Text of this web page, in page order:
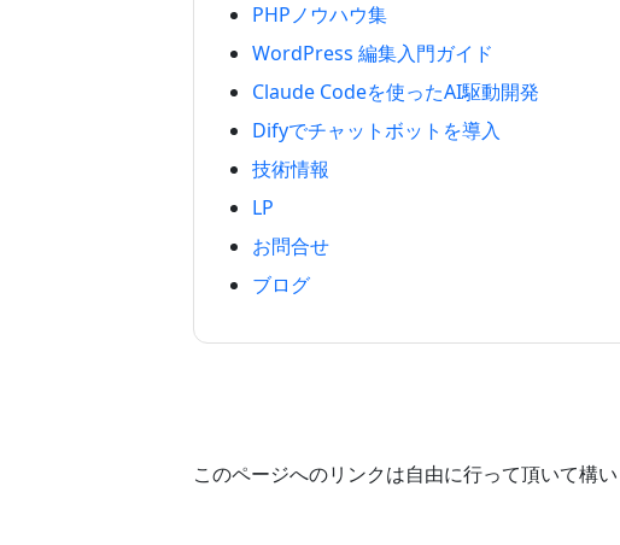
PHPノウハウ集
WordPress 編集入門ガイド
Claude Codeを使ったAI駆動開発
Difyでチャットボットを導入
技術情報
LP
お問合せ
ブログ
このページへのリンクは自由に行って頂いて構